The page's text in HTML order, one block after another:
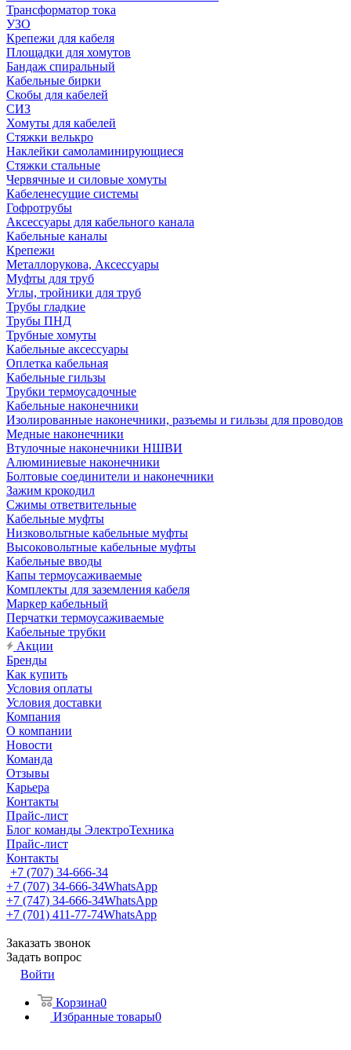
Трансформатор тока
УЗО
Крепежи для кабеля
Площадки для хомутов
Бандаж спиральный
Кабельные бирки
Cкобы для кабелей
СИЗ
Хомуты для кабелей
Стяжки велькро
Наклейки самоламинирующиеся
Стяжки стальные
Червячные и силовые хомуты
Кабеленесущие системы
Гофротрубы
Аксессуары для кабельного канала
Кабельные каналы
Крепежи
Металлорукова, Аксессуары
Муфты для труб
Углы, тройники для труб
Трубы гладкие
Трубы ПНД
Трубные хомуты
Кабельные аксессуары
Оплетка кабельная
Кабельные гильзы
Трубки термоусадочные
Кабельные наконечники
Изолированные наконечники, разъемы и гильзы для проводов
Медные наконечники
Втулочные наконечники НШВИ
Алюминиевые наконечники
Болтовые соединители и наконечники
Зажим крокодил
Сжимы ответвительные
Кабельные муфты
Низковольтные кабельные муфты
Высоковольтные кабельные муфты
Кабельные вводы
Капы термоусаживаемые
Комплекты для заземления кабеля
Маркер кабельный
Перчатки термоусаживаемые
Кабельные трубки
Акции
Бренды
Как купить
Условия оплаты
Условия доставки
Компания
О компании
Новости
Команда
Отзывы
Карьера
Контакты
Прайс-лист
Блог команды ЭлектроТехника
Прайс-лист
Контакты
+7 (707) 34-666-34
+7 (707) 34-666-34WhatsApp
+7 (747) 34-666-34WhatsApp
+7 (701) 411-77-74WhatsApp
Заказать звонок
Задать вопрос
Войти
Корзина0
Избранные товары0